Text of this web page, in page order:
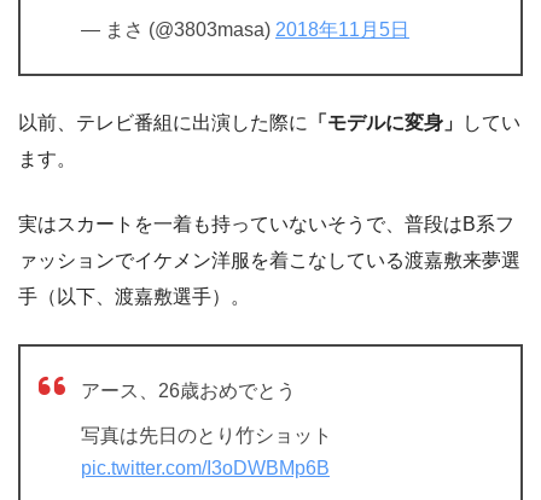
— まさ (@3803masa) 2018年11月5日
以前、テレビ番組に出演した際に 「モデルに変身」
してい
ます。
実はスカートを一着も持っていないそうで、普段はB系フ
ァッションでイケメン洋服を着こなしている渡嘉敷来夢選
手（以下、渡嘉敷選手）。
アース、26歳おめでとう
写真は先日のとり竹ショット
pic.twitter.com/I3oDWBMp6B